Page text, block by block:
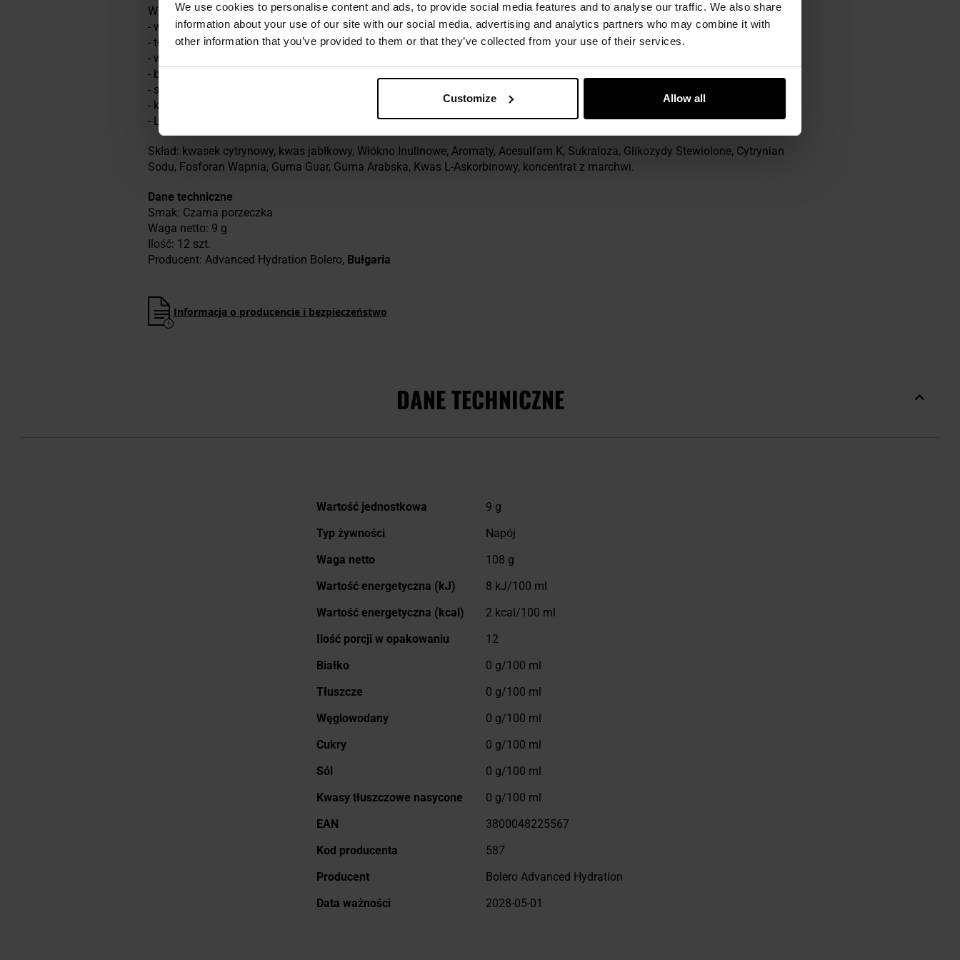
We use cookies to personalise content and ads, to provide social media features and to analyse our traffic. We also share
information about your use of our site with our social media, advertising and analytics partners who may combine it with
other information that you’ve provided to them or that they’ve collected from your use of their services.
Customize Allow all
Wartość odżywcza produktu w 1 porcji 100 ml:
- wartość energetyczna 8 kJ/ 2 kcal,
- tłuszcz 0 g, w tym kwasy tłuszczowe nasycone 0 g,
- węglowodany 0 g, w tym cukry 0 g,
- białko 0 g,
- sól 0 g,
- kofeina 0 mg,
- L-Askorbinowy 6 mg.
Skład: kwasek cytrynowy, kwas jabłkowy, Włókno Inulinowe, Aromaty, Acesulfam K, Sukraloza, Glikozydy Stewiolone, Cytrynian
Sodu, Fosforan Wapnia, Guma Guar, Guma Arabska, Kwas L-Askorbinowy, koncentrat z marchwi.
Dane techniczne
Smak: Czarna porzeczka
Waga netto: 9 g
Ilość: 12 szt.
Producent: Advanced Hydration Bolero, Bułgaria
Informacja o producencie i bezpieczeństwo
DANE TECHNICZNE
Więcej
Wartość jednostkowa
9 g
Typ żywności
Napój
Waga netto
108 g
Wartość energetyczna (kJ)
8 kJ/100 ml
Wartość energetyczna (kcal)
2 kcal/100 ml
Ilość porcji w opakowaniu
12
Białko
0 g/100 ml
Tłuszcze
0 g/100 ml
Węglowodany
0 g/100 ml
Cukry
0 g/100 ml
Sól
0 g/100 ml
Kwasy tłuszczowe nasycone
0 g/100 ml
EAN
3800048225567
Kod producenta
587
Producent
Bolero Advanced Hydration
Data ważności
2028-05-01